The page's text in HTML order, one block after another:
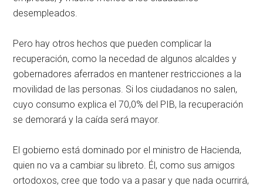
desempleados.
Pero hay otros hechos que pueden complicar la
recuperación, como la necedad de algunos alcaldes y
gobernadores aferrados en mantener restricciones a la
movilidad de las personas. Si los ciudadanos no salen,
cuyo consumo explica el 70,0% del PIB, la recuperación
se demorará y la caída será mayor.
El gobierno está dominado por el ministro de Hacienda,
quien no va a cambiar su libreto. Él, como sus amigos
ortodoxos, cree que todo va a pasar y que nada ocurrirá,